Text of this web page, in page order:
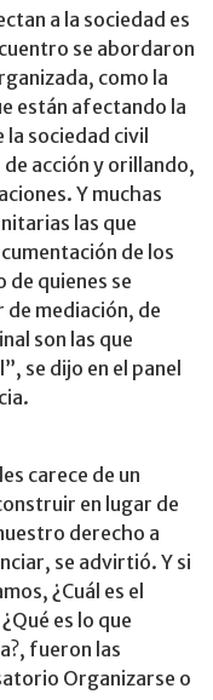
a la sociedad es
se abordaron
como la
están afectando la
la sociedad civil
acción y orillando,
Y muchas
las que
de los
de quienes se
mediación, de
son las que
se dijo en el panel
carece de un
en lugar de
derecho a
se advirtió. Y si
¿Cuál es el
es lo que
fueron las
Organizarse o